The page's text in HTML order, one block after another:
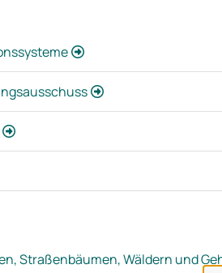
Straßenbäumen, Wäldern und